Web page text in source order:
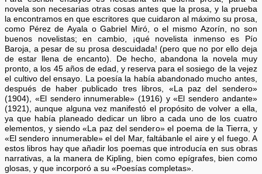
novela son necesarias otras cosas antes que la prosa, y la prueba
la encontramos en que escritores que cuidaron al máximo su prosa,
como Pérez de Ayala o Gabriel Miró, o el mismo Azorín, no son
buenos novelistas; en cambio, ¡qué novelista inmenso es Pío
Baroja, a pesar de su prosa descuidada! (pero que no por ello deja
de estar llena de encanto). De hecho, abandona la novela muy
pronto, a los 45 años de edad, y reserva para el sosiego de la vejez
el cultivo del ensayo. La poesía la había abandonado mucho antes,
después de haber publicado tres libros, «La paz del sendero»
(1904), «El sendero innumerable» (1916) y «El sendero andante»
(1921), aunque alguna vez manifestó el propósito de volver a ella,
ya que había planeado dedicar un libro a cada uno de los cuatro
elementos, y siendo «La paz del sendero» el poema de la Tierra, y
«El sendero innumerable» el del Mar, faltábanle el aire y el fuego. A
estos libros hay que añadir los poemas que introducía en sus obras
narrativas, a la manera de Kipling, bien como epígrafes, bien como
glosas, y que incorporó a su «Poesías completas».